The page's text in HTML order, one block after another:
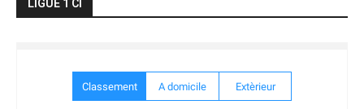
LIGUE 1 CI
Classement A domicile Extèrieur